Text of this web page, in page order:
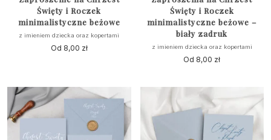
Święty i Roczek
minimalistyczne beżowe
z imieniem dziecka oraz kopertami
Od 8,00 zł
Święty i Roczek
minimalistyczne beżowe –
biały zadruk
z imieniem dziecka oraz kopertami
Od 8,00 zł